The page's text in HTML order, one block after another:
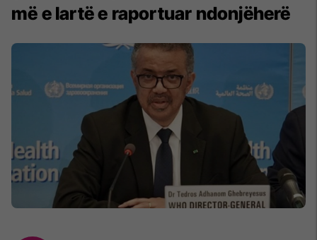
më e lartë e raportuar ndonjëherë